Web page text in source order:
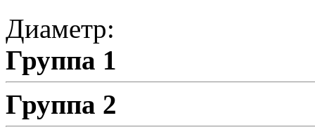
Диаметр:
Группа 1
Группа 2